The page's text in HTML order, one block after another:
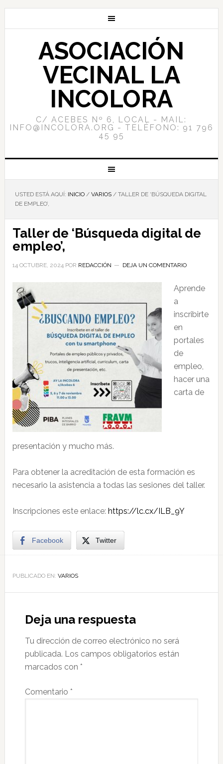
ASOCIACIÓN
VECINAL LA
INCOLORA
C/ ACEBES Nº 6, LOCAL - MAIL:
INFO@INCOLORA.ORG - TELÉFONO: 91 796
45 95
USTED ESTÁ AQUÍ: INICIO / VARIOS /TALLER DE ‘BÚSQUEDA DIGITAL
DE EMPLEO’,
Taller de ‘Búsqueda digital de
empleo’,
14 OCTUBRE, 2024POR REDACCIÓN DEJA UN COMENTARIO
Aprende
a
inscribirte
en
portales
de
empleo,
hacer una
carta de
presentación y mucho más.
Para obtener la acreditación de esta formación es
necesario la asistencia a todas las sesiones del taller.
Inscripciones este enlace: https://lc.cx/ILB_9Y
Facebook Twitter
PUBLICADO EN: VARIOS
Deja una respuesta
Tu dirección de correo electrónico no será
publicada. Los campos obligatorios están
marcados con *
Comentario *